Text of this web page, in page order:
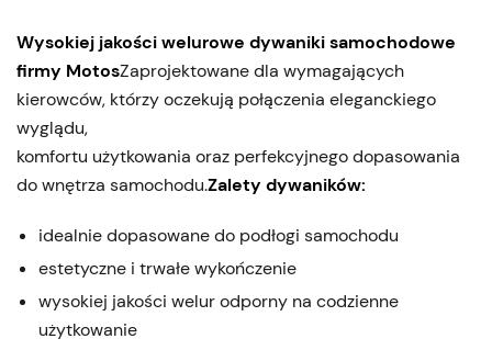
Wysokiej jakości welurowe dywaniki samochodowe
firmy MotosZaprojektowane dla wymagających
kierowców, którzy oczekują połączenia eleganckiego
wyglądu,
komfortu użytkowania oraz perfekcyjnego dopasowania
do wnętrza samochodu.Zalety dywaników:
idealnie dopasowane do podłogi samochodu
estetyczne i trwałe wykończenie
wysokiej jakości welur odporny na codzienne
użytkowanie